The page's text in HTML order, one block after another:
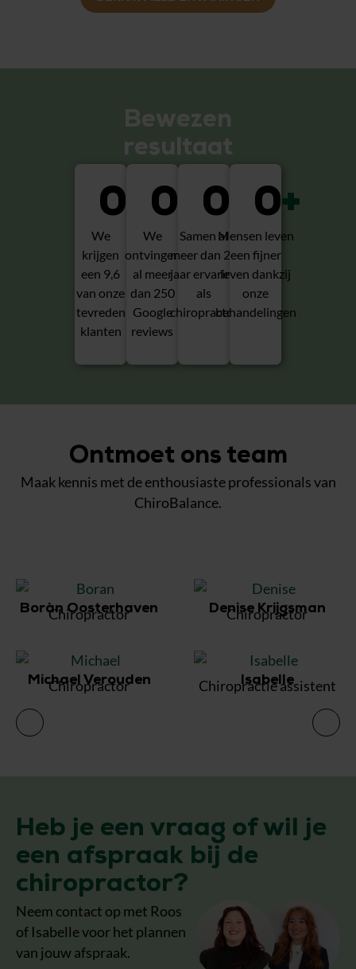
Bewezen
resultaat
We
krijgen
een 9,6
van onze
tevreden
klanten
0
We
ontvingen
al meer
dan 250
Google
reviews
0
Samen al
meer dan 20
jaar ervaring
als
chiropractor
0
Mensen leven
een fijner
leven dankzij
onze
behandelingen
0+
Ontmoet ons team
Maak kennis met de enthousiaste professionals van
ChiroBalance.
Boràn Oosterhaven
Chiropractor Denise Krijgsman
Chiropractor
Michael Verouden
Chiropractor Isabelle
Chiropractie assistent
Heb je een vraag of wil je
een afspraak bij de
chiropractor?
Neem contact op met Roos
of Isabelle voor het plannen
van jouw afspraak.